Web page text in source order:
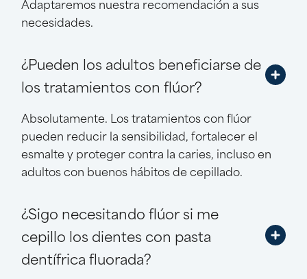
necesidades.
¿Pueden los adultos beneficiarse de
los tratamientos con flúor?
Absolutamente. Los tratamientos con flúor
pueden reducir la sensibilidad, fortalecer el
esmalte y proteger contra la caries, incluso en
adultos con buenos hábitos de cepillado.
¿Sigo necesitando flúor si me
cepillo los dientes con pasta
dentífrica fluorada?